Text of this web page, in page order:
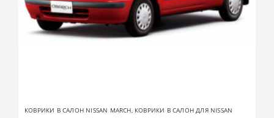
КОВРИКИ В САЛОН NISSAN MARCH, КОВРИКИ В САЛОН ДЛЯ NISSAN